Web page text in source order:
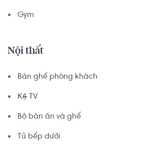
Gym
Nội thất
Bàn ghế phòng khách
Kệ TV
Bộ bàn ăn và ghế
Tủ bếp dưới